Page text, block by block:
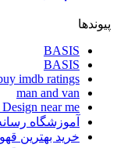
پیوندها
BASIS
BASIS
imdb ratings
man and van
near me
آموزشگاه
خرید بهترین